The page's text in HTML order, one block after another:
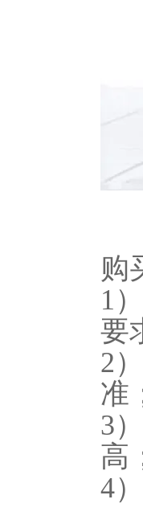
购
1
要
2
准
3
高
4